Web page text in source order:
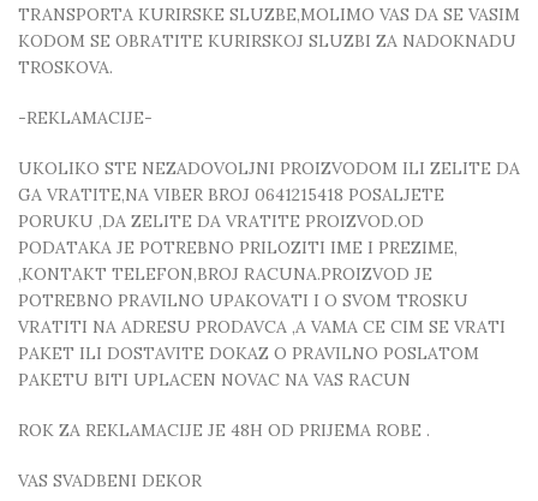
TRANSPORTA KURIRSKE SLUZBE,MOLIMO VAS DA SE VASIM
KODOM SE OBRATITE KURIRSKOJ SLUZBI ZA NADOKNADU
TROSKOVA.
-REKLAMACIJE-
UKOLIKO STE NEZADOVOLJNI PROIZVODOM ILI ZELITE DA
GA VRATITE,NA VIBER BROJ 0641215418 POSALJETE
PORUKU ,DA ZELITE DA VRATITE PROIZVOD.OD
PODATAKA JE POTREBNO PRILOZITI IME I PREZIME,
,KONTAKT TELEFON,BROJ RACUNA.PROIZVOD JE
POTREBNO PRAVILNO UPAKOVATI I O SVOM TROSKU
VRATITI NA ADRESU PRODAVCA ,A VAMA CE CIM SE VRATI
PAKET ILI DOSTAVITE DOKAZ O PRAVILNO POSLATOM
PAKETU BITI UPLACEN NOVAC NA VAS RACUN
ROK ZA REKLAMACIJE JE 48H OD PRIJEMA ROBE .
VAS SVADBENI DEKOR